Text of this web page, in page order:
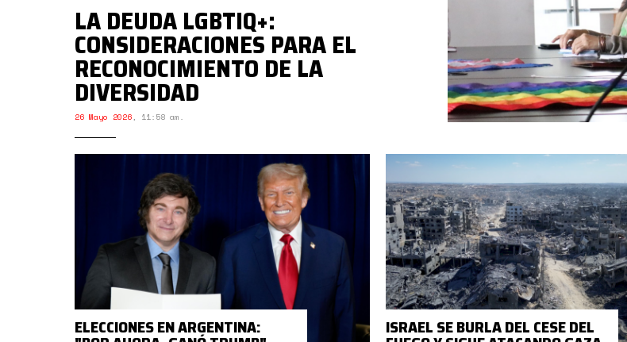
LA DEUDA LGBTIQ+:
CONSIDERACIONES PARA EL
RECONOCIMIENTO DE LA
DIVERSIDAD
26 Mayo 2026, 11:58 am.
ELECCIONES EN ARGENTINA: ISRAEL SE BURLA DEL CESE DEL